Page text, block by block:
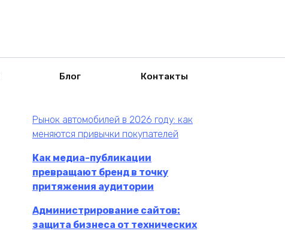
Блог Контакты
Рынок автомобилей в 2026 году: как
меняются привычки покупателей
Как медиа-публикации
превращают бренд в точку
притяжения аудитории
Администрирование сайтов:
защита бизнеса от технических